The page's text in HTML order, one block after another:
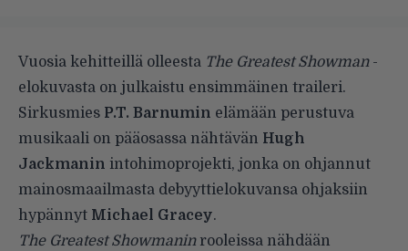
Vuosia kehitteillä olleesta The Greatest Showman-
elokuvasta on julkaistu ensimmäinen traileri.
Sirkusmies P.T. Barnumin elämään perustuva
musikaali on pääosassa nähtävän Hugh
Jackmanin intohimoprojekti, jonka on ohjannut
mainosmaailmasta debyyttielokuvansa ohjaksiin
hypännyt Michael Gracey.
The Greatest Showmaninrooleissa nähdään